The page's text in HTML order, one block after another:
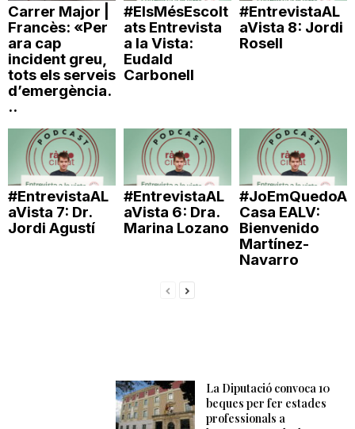
Carrer Major |
Francès: «Per
ara cap
incident greu,
tots els serveis
d’emergència.
..
#ElsMésEscolt
ats Entrevista
a la Vista:
Eudald
Carbonell
#EntrevistaAL
aVista 8: Jordi
Rosell
#EntrevistaAL
aVista 7: Dr.
Jordi Agustí
#EntrevistaAL
aVista 6: Dra.
Marina Lozano
#JoEmQuedoA
Casa EALV:
Bienvenido
Martínez-
Navarro